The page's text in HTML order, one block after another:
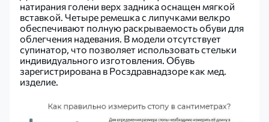
натирания голени верх задника оснащен мягкой
вставкой. Четыре ремешка с липучками велкро
обеспечивают полную раскрываемость обуви для
облегчения надевания. В модели отсутствует
супинатор, что позволяет использовать стельки
индивидуального изготовления. Обувь
зарегистрирована в Росздравнадзоре как мед.
изделие.